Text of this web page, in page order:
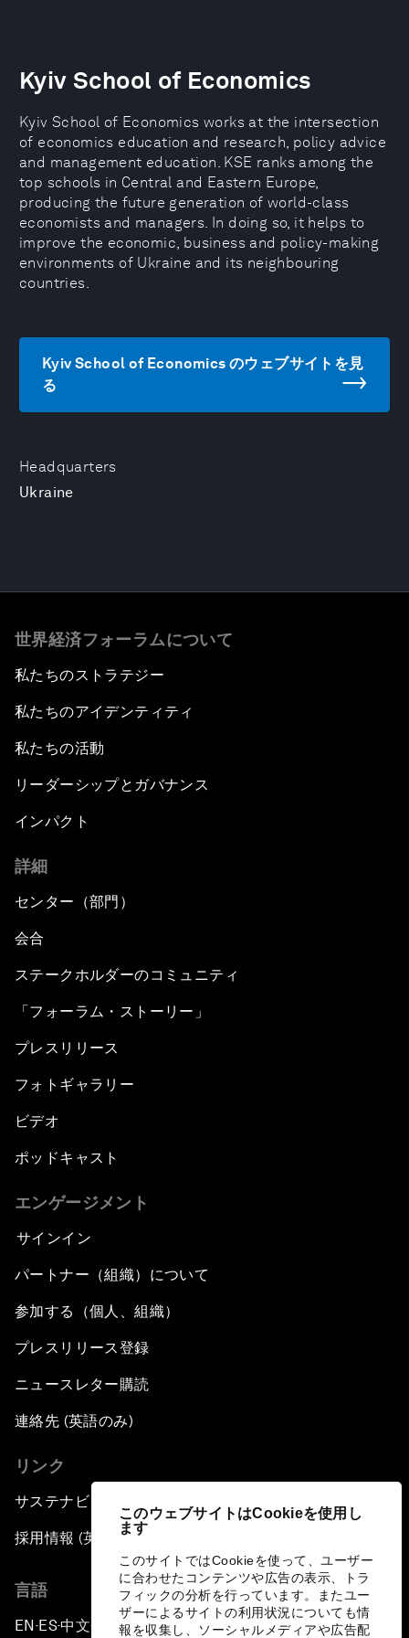
このウェブサイトはCookieを使用し
ます
このサイトではCookieを使って、ユーザー
に合わせたコンテンツや広告の表示、トラ
フィックの分析を行っています。またユー
ザーによるサイトの利用状況についても情
報を収集し、ソーシャルメディアや広告配
Headquarters
Ukraine
Kyiv School of Economics
Kyiv School of Economics works at the intersection
of economics education and research, policy advice
and management education. KSE ranks among the
top schools in Central and Eastern Europe,
producing the future generation of world-class
economists and managers. In doing so, it helps to
improve the economic, business and policy-making
environments of Ukraine and its neighbouring
countries.
Kyiv School of Economics のウェブサイトを見
る
世界経済フォーラムについて
私たちのストラテジー
私たちのアイデンティティ
私たちの活動
リーダーシップとガバナンス
インパクト
詳細
センター（部門）
会合
ステークホルダーのコミュニティ
「フォーラム・ストーリー」
プレスリリース
フォトギャラリー
ビデオ
ポッドキャスト
エンゲージメント
サインイン
パートナー（組織）について
参加する（個人、組織）
プレスリリース登録
ニュースレター購読
連絡先 (英語のみ)
リンク
サステナビリティへの取り組み
採用情報 (英語のみ)
言語
EN ▪ES▪中文▪ 日本語